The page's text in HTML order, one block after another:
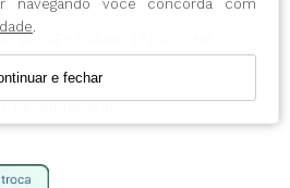
navegando você concorda com
.
e fechar
DO VESTUARIO LTDA / CNPJ:
788 - CENTRO - BLUMENAU -